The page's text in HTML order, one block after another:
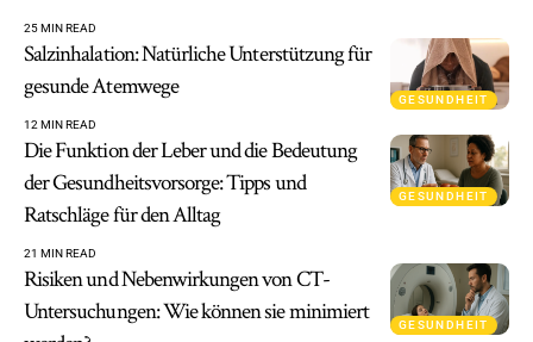
25 MIN READ
GESUNDHEIT
Salzinhalation: Natürliche Unterstützung für
gesunde Atemwege
12 MIN READ
GESUNDHEIT
Die Funktion der Leber und die Bedeutung
der Gesundheitsvorsorge: Tipps und
Ratschläge für den Alltag
21 MIN READ
GESUNDHEIT
Risiken und Nebenwirkungen von CT-
Untersuchungen: Wie können sie minimiert